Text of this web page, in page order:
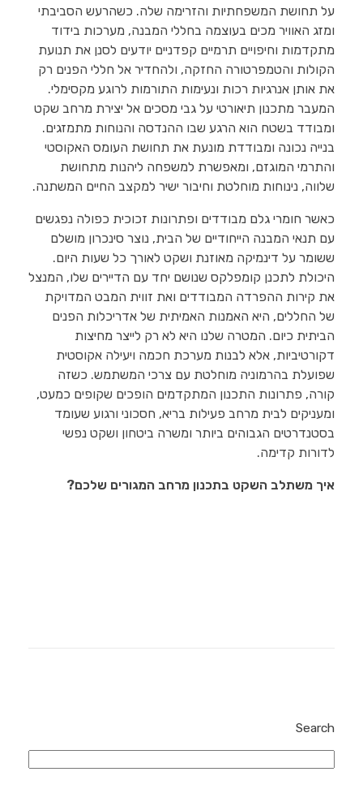
על תחושת המשפחתיות והזרימה שלה. כשהרעש הסביבתי
ומזג האוויר מכים בעוצמה בחללי המבנה, מערכות בידוד
מתקדמות וחיפויים תרמיים קפדניים יודעים לסנן את תנועת
הקולות והטמפרטורה החזקה, ולהחדיר אל חללי הפנים רק
את אותן אנרגיות רכות ונעימות התורמות לרוגע מקסימלי.
המעבר מתכנון תיאורטי על גבי מסכים אל יצירת מרחב שקט
ומבודד בשטח הוא הרגע שבו ההנדסה והנוחות מתמזגים.
בנייה נכונה ומבודדת מונעת את תחושת העומס האקוסטי
והתרמי המוגזם, ומאפשרת למשפחה ליהנות מתחושת
שלווה, נינוחות מוחלטת וחיבור ישיר למקצב החיים המשתנה.
כאשר חומרי גלם מבודדים ופתרונות זכוכית כפולה נפגשים
עם תנאי המבנה הייחודיים של הבית, נוצר סינכרון מושלם
ששומר על דינמיקה מאוזנת ושקט לאורך כל שעות היום.
היכולת לתכנן קומפלקס שנושם יחד עם הדיירים שלו, המנצל
את קירות ההפרדה המבודדים ואת זווית המבט המדויקת
של החללים, היא האמנות האמיתית של אדריכלות הפנים
הביתית כיום. המטרה שלנו היא לא רק לייצר מחיצות
דקורטיביות, אלא לבנות מערכת חכמה ויעילה אקוסטית
שפועלת בהרמוניה מוחלטת עם צרכי המשתמש. כשזה
קורה, פתרונות התכנון המתקדמים הופכים שקופים כמעט,
ומעניקים לבית מרחב פעילות בריא, חסכוני ורגוע שעומד
בסטנדרטים הגבוהים ביותר ומשרה ביטחון ושקט נפשי
לדורות קדימה.
איך משתלב השקט בתכנון מרחב המגורים שלכם?
Search